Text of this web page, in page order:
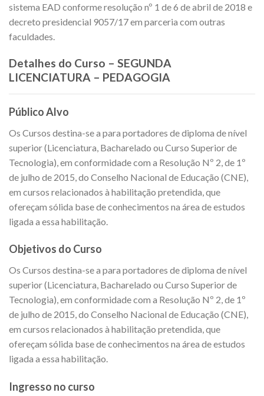
sistema EAD conforme resolução nº 1 de 6 de abril de 2018 e
decreto presidencial 9057/17 em parceria com outras
faculdades.
Detalhes do Curso – SEGUNDA
LICENCIATURA – PEDAGOGIA
Público Alvo
Os Cursos destina-se a para portadores de diploma de nível
superior (Licenciatura, Bacharelado ou Curso Superior de
Tecnologia), em conformidade com a Resolução Nº 2, de 1º
de julho de 2015, do Conselho Nacional de Educação (CNE),
em cursos relacionados à habilitação pretendida, que
ofereçam sólida base de conhecimentos na área de estudos
ligada a essa habilitação.
Objetivos do Curso
Os Cursos destina-se a para portadores de diploma de nível
superior (Licenciatura, Bacharelado ou Curso Superior de
Tecnologia), em conformidade com a Resolução Nº 2, de 1º
de julho de 2015, do Conselho Nacional de Educação (CNE),
em cursos relacionados à habilitação pretendida, que
ofereçam sólida base de conhecimentos na área de estudos
ligada a essa habilitação.
Ingresso no curso